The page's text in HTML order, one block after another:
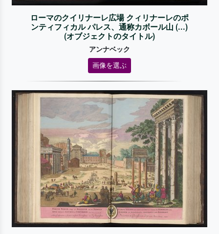
ローマのクイリナーレ広場 クィリナーレのポ
ンティフィカル パレス、通称カボール山 (...)
(オブジェクトのタイトル)
アンナベック
画像を選ぶ